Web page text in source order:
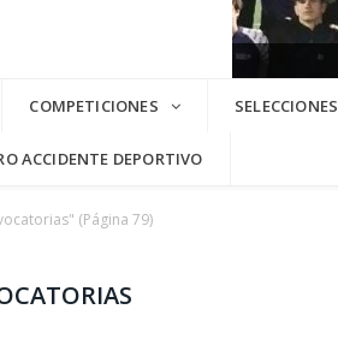
COMPETICIONES SELECCIONES
ACCIDENTE DEPORTIVO
(Página 79)